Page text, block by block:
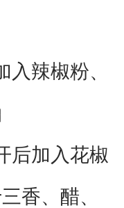
入辣椒粉、
后加入花椒
香、醋、